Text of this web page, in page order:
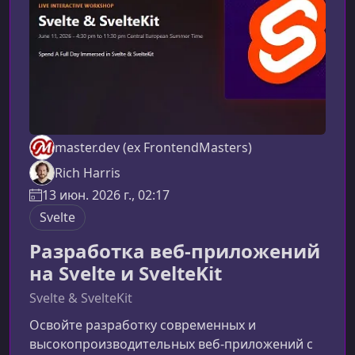
master.dev (ex FrontendMasters)
Rich Harris
13 июн. 2026 г., 02:17
Svelte
Разработка веб-приложений
на Svelte и SvelteKit
Svelte & SvelteKit
Освойте разработку современных и
высокопроизводительных веб‑приложений с